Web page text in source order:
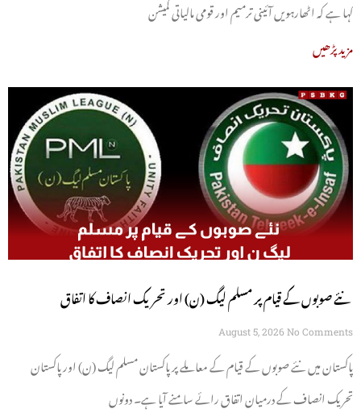
کہا ہے کہ اٹھارہویں آئینی ترمیم اور قومی مالیاتی کمیشن
مزید پڑھیں
نئے صوبوں کے قیام پر مسلم لیگ (ن) اور تحریک انصاف کا اتفاق
August 5, 2026 No Comments
پاکستان میں نئے صوبوں کے قیام کے معاملے پر پاکستان مسلم لیگ (ن) اور پاکستان
تحریک انصاف کے درمیان اتفاق رائے سامنے آیا ہے۔ دونوں